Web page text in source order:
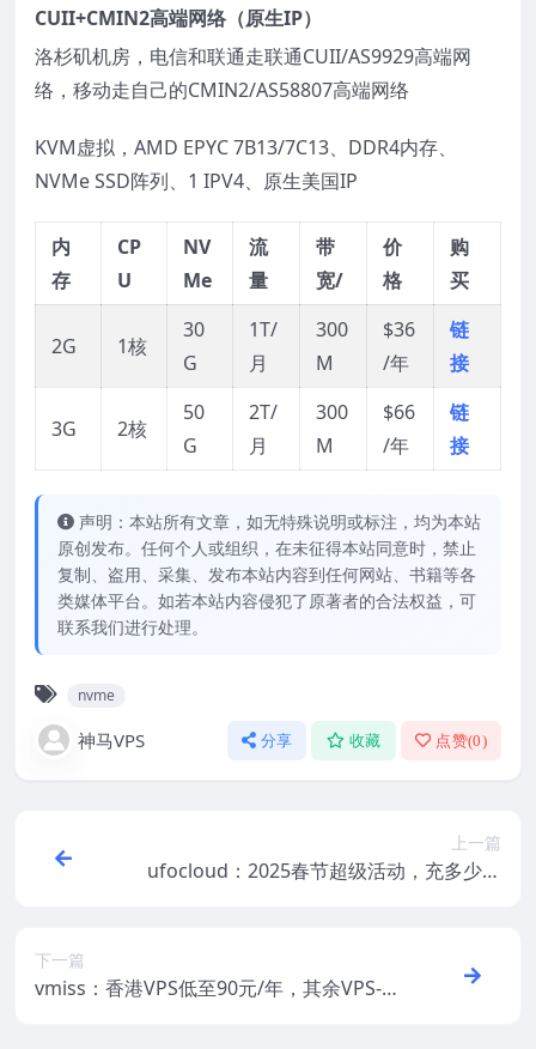
CUII+CMIN2高端网络（原生IP）
洛杉矶机房，电信和联通走联通CUII/AS9929高端网
络，移动走自己的CMIN2/AS58807高端网络
KVM虚拟，AMD EPYC 7B13/7C13、DDR4内存、
NVMe SSD阵列、1 IPV4、原生美国IP
内
存
CP
U
NV
Me
流
量
带
宽/
价
格
购
买
2G 1核
30
G
1T/
月
300
M
$36
/年
链
接
3G 2核
50
G
2T/
月
300
M
$66
/年
链
接
声明：本站所有文章，如无特殊说明或标注，均为本站
原创发布。任何个人或组织，在未征得本站同意时，禁止
复制、盗用、采集、发布本站内容到任何网站、书籍等各
类媒体平台。如若本站内容侵犯了原著者的合法权益，可
联系我们进行处理。
nvme
神马VPS 分享 收藏 点赞(0)
上一篇
ufocloud：2025春节超级活动，充多少送
下一篇
vmiss：香港VPS低至90元/年，其余VPS-9